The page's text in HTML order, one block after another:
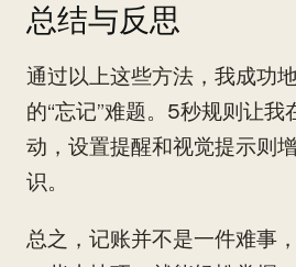
总结与反思
通过以上这些方法，我成功
的“忘记”难题。5秒规则让我
动，设置提醒和视觉提示则
识。
总之，记账并不是一件难事